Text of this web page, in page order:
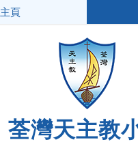
荃灣天主教
主頁